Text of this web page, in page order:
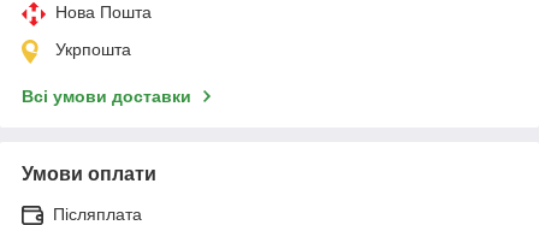
Нова Пошта
Укрпошта
Всі умови доставки
Умови оплати
Післяплата